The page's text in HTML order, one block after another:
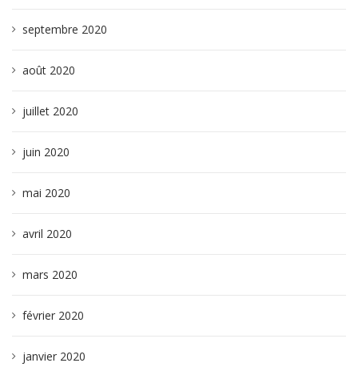
septembre 2020
août 2020
juillet 2020
juin 2020
mai 2020
avril 2020
mars 2020
février 2020
janvier 2020